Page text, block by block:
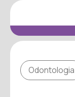
Odontologia